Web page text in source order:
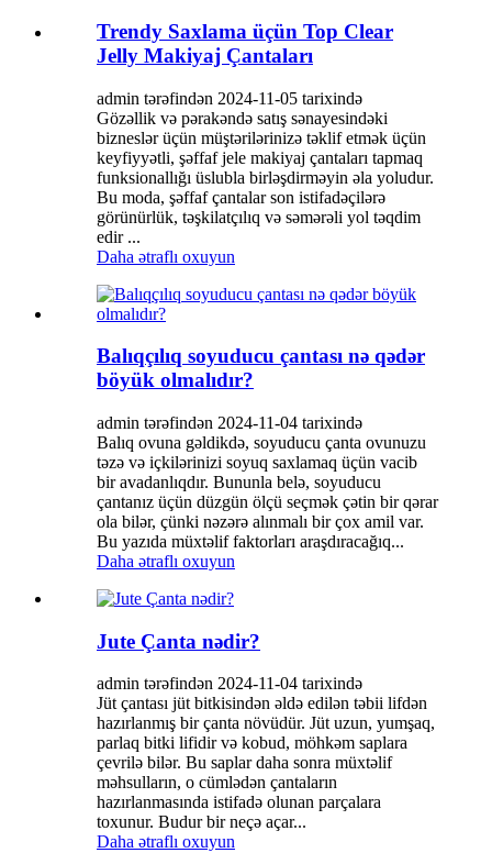
Trendy Saxlama üçün Top Clear
Jelly Makiyaj Çantaları
admin tərəfindən 2024-11-05 tarixində
Gözəllik və pərakəndə satış sənayesindəki
bizneslər üçün müştərilərinizə təklif etmək üçün
keyfiyyətli, şəffaf jele makiyaj çantaları tapmaq
funksionallığı üslubla birləşdirməyin əla yoludur.
Bu moda, şəffaf çantalar son istifadəçilərə
görünürlük, təşkilatçılıq və səmərəli yol təqdim
edir ...
Daha ətraflı oxuyun
Balıqçılıq soyuducu çantası nə qədər
böyük olmalıdır?
admin tərəfindən 2024-11-04 tarixində
Balıq ovuna gəldikdə, soyuducu çanta ovunuzu
təzə və içkilərinizi soyuq saxlamaq üçün vacib
bir avadanlıqdır. Bununla belə, soyuducu
çantanız üçün düzgün ölçü seçmək çətin bir qərar
ola bilər, çünki nəzərə alınmalı bir çox amil var.
Bu yazıda müxtəlif faktorları araşdıracağıq...
Daha ətraflı oxuyun
Jute Çanta nədir?
admin tərəfindən 2024-11-04 tarixində
Jüt çantası jüt bitkisindən əldə edilən təbii lifdən
hazırlanmış bir çanta növüdür. Jüt uzun, yumşaq,
parlaq bitki lifidir və kobud, möhkəm saplara
çevrilə bilər. Bu saplar daha sonra müxtəlif
məhsulların, o cümlədən çantaların
hazırlanmasında istifadə olunan parçalara
toxunur. Budur bir neçə açar...
Daha ətraflı oxuyun